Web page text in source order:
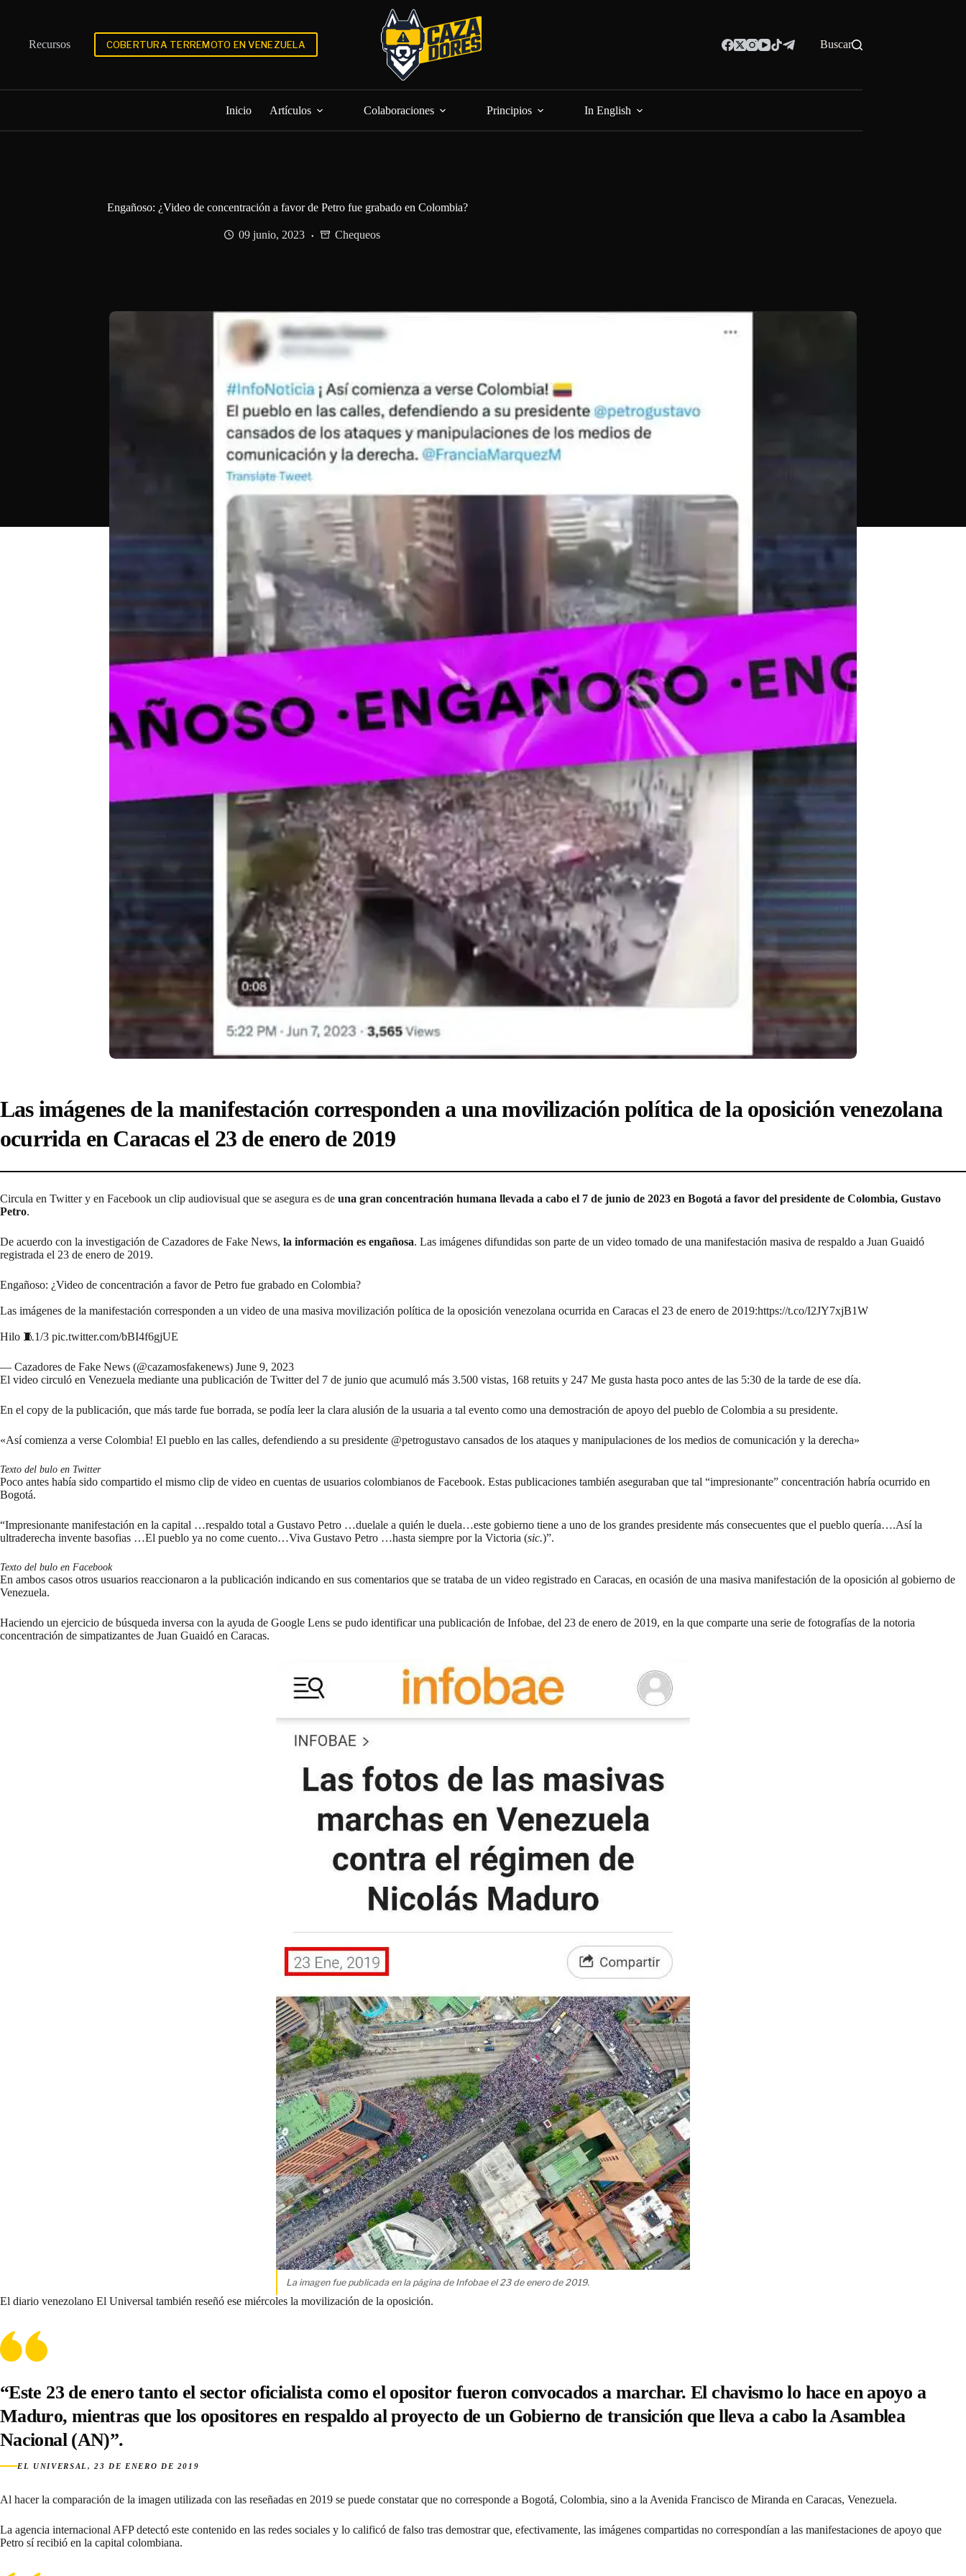
Recursos
COBERTURA TERREMOTO EN VENEZUELA Buscar
Inicio Artículos Colaboraciones Principios In English
Engañoso: ¿Video de concentración a favor de Petro fue grabado en Colombia?
09 junio, 2023 Chequeos
Las imágenes de la manifestación corresponden a una movilización política de la oposición venezolana
ocurrida en Caracas el 23 de enero de 2019
Circula en Twitter y en Facebook un clip audiovisual que se asegura es de una gran concentración humana llevada a cabo el 7 de junio de 2023 en Bogotá a favor del presidente de Colombia, Gustavo
Petro.
De acuerdo con la investigación de Cazadores de Fake News, la información es engañosa. Las imágenes difundidas son parte de un video tomado de una manifestación masiva de respaldo a Juan Guaidó
registrada el 23 de enero de 2019.
Engañoso: ¿Video de concentración a favor de Petro fue grabado en Colombia?
Las imágenes de la manifestación corresponden a un video de una masiva movilización política de la oposición venezolana ocurrida en Caracas el 23 de enero de 2019:https://t.co/I2JY7xjB1W
Hilo 🧵1/3 pic.twitter.com/bBI4f6gjUE
— Cazadores de Fake News (@cazamosfakenews) June 9, 2023
El video circuló en Venezuela mediante una publicación de Twitterdel 7 de junio que acumuló más 3.500 vistas, 168 retuits y 247 Me gusta hasta poco antes de las 5:30 de la tarde de ese día.
En el copy de la publicación, que más tarde fue borrada, se podía leer la clara alusión de la usuaria a tal evento como una demostración de apoyo del pueblo de Colombia a su presidente.
«Así comienza a verse Colombia! El pueblo en las calles, defendiendo a su presidente @petrogustavo cansados de los ataques y manipulaciones de los medios de comunicación y la derecha»
Texto del bulo en Twitter
Poco antes había sido compartido el mismo clip de video en cuentas de usuarios colombianos de Facebook. Estas publicaciones también aseguraban que tal “impresionante” concentración habría ocurrido en
Bogotá.
“Impresionante manifestación en la capital …respaldo total a Gustavo Petro …duelale a quién le duela…este gobierno tiene a uno de los grandes presidente más consecuentes que el pueblo quería….Así la
ultraderecha invente basofias …El pueblo ya no come cuento…Viva Gustavo Petro …hasta siempre por la Victoria (sic.)”.
Texto del bulo en Facebook
En ambos casos otros usuarios reaccionaron a la publicación indicando en sus comentarios que se trataba de un video registrado en Caracas, en ocasión de una masiva manifestación de la oposición al gobierno de
Venezuela.
Haciendo un ejercicio de búsqueda inversa con la ayuda de Google Lens se pudo identificar una publicación de Infobae, del 23 de enero de 2019, en la que comparte una serie de fotografías de la notoria
concentración de simpatizantes de Juan Guaidó en Caracas.
La imagen fue publicada en la página de Infobae el 23 de enero de 2019.
El diario venezolano El Universal también reseñó ese miércoles la movilización de la oposición.
“Este 23 de enero tanto el sector oficialista como el opositor fueron convocados a marchar. El chavismo lo hace en apoyo a
Maduro, mientras que los opositores en respaldo al proyecto de un Gobierno de transición que lleva a cabo la Asamblea
Nacional (AN)”.
EL UNIVERSAL, 23 DE ENERO DE 2019
Al hacer la comparación de la imagen utilizada con las reseñadas en 2019 se puede constatar que no corresponde a Bogotá, Colombia, sino a la Avenida Francisco de Miranda en Caracas, Venezuela.
La agencia internacional AFPdetectó este contenido en las redes sociales y lo calificó de falso tras demostrar que, efectivamente, las imágenes compartidas no correspondían a las manifestaciones de apoyo que
Petro sí recibió en la capital colombiana.